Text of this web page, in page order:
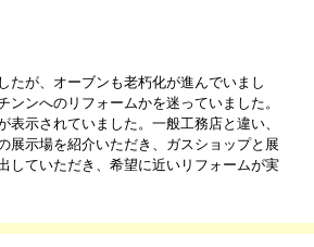
たが、オーブンも老朽化が進んでいまし
ンへのリフォームかを迷っていました。
示されていました。一般工務店と違い、
展示場を紹介いただき、ガスショップと展
していただき、希望に近いリフォームが実